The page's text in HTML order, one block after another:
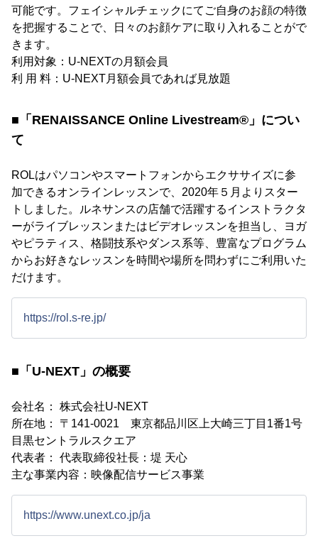
可能です。フェイシャルチェックにてご自身のお顔の特徴
を把握することで、日々のお顔ケアに取り入れることがで
きます。
利用対象：U-NEXTの月額会員
利 用 料：U-NEXT月額会員であれば見放題
■「RENAISSANCE Online Livestream®」につい
て
ROLはパソコンやスマートフォンからエクササイズに参
加できるオンラインレッスンで、2020年５月よりスター
トしました。ルネサンスの店舗で活躍するインストラクタ
ーがライブレッスンまたはビデオレッスンを担当し、ヨガ
やピラティス、格闘技系やダンス系等、豊富なプログラム
からお好きなレッスンを時間や場所を問わずにご利用いた
だけます。
https://rol.s-re.jp/
■「U-NEXT」の概要
会社名： 株式会社U-NEXT
所在地： 〒141-0021 東京都品川区上大崎三丁目1番1号
目黒セントラルスクエア
代表者： 代表取締役社長：堤 天心
主な事業内容：映像配信サービス事業
https://www.unext.co.jp/ja